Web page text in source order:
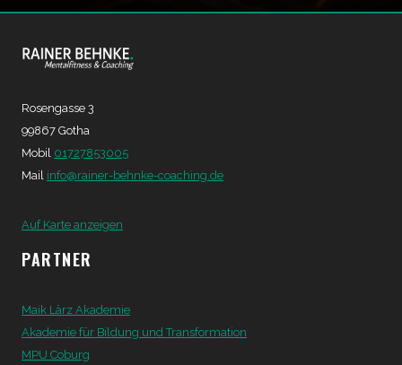
Rosengasse 3
99867 Gotha
Mobil 01727853005
Mail info@rainer-behnke-coaching.de
Auf Karte anzeigen
PARTNER
Maik Lärz Akademie
Akademie für Bildung und Transformation
MPU Coburg